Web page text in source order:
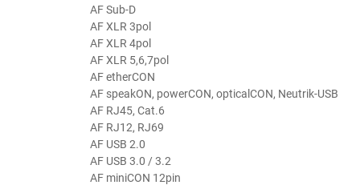
AF Sub-D
AF XLR 3pol
AF XLR 4pol
AF XLR 5,6,7pol
AF etherCON
AF speakON, powerCON, opticalCON, Neutrik-USB
AF RJ45, Cat.6
AF RJ12, RJ69
AF USB 2.0
AF USB 3.0 / 3.2
AF miniCON 12pin